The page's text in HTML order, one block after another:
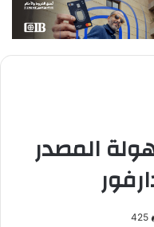
المصدر
425